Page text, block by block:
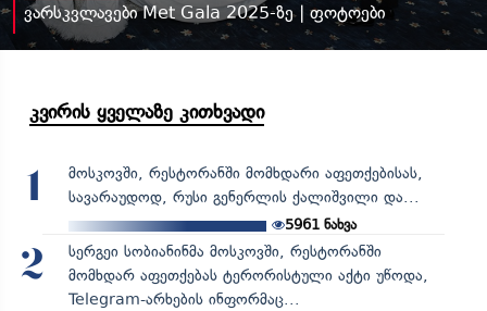
ვარსკვლავები Met Gala 2025-ზე | ფოტოები
კვირის ყველაზე კითხვადი
1
მოსკოვში, რესტორანში მომხდარი აფეთქებისას,
სავარაუდოდ, რუსი გენერლის ქალიშვილი და...
5961 ნახვა
2
სერგეი სობიანინმა მოსკოვში, რესტორანში
მომხდარ აფეთქებას ტერორისტული აქტი უწოდა,
Telegram-არხების ინფორმაც...